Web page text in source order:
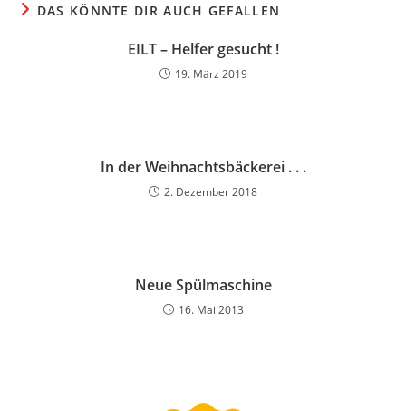
DAS KÖNNTE DIR AUCH GEFALLEN
EILT – Helfer gesucht !
19. März 2019
In der Weihnachtsbäckerei . . .
2. Dezember 2018
Neue Spülmaschine
16. Mai 2013